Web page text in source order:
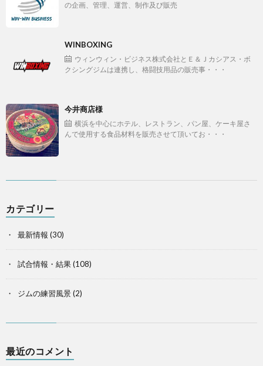
の企画、管理、運営、制作及び販売
WINBOXING
ウィンウィン・ビジネス株式会社とＥ＆Ｊカシアス・ボ
クシングジムは連携し、格闘技用品の販売事・・・
今井商店様
横浜を中心にホテル、レストラン、パン屋、ケーキ屋さ
んで使用する食品材料を販売させて頂いてお・・・
カテゴリー
最新情報 (30)
試合情報・結果(108)
ジムの練習風景(2)
最近のコメント